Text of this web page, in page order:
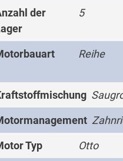
der
5
Reihe
Typ Otto